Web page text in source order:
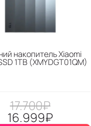
накопитель Xiaomi
1TB (XMYDGT01QM)
17.700₽
16.999₽